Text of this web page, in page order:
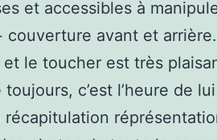
et accessibles à
couverture avant et
le toucher est très
c’est l’heure de